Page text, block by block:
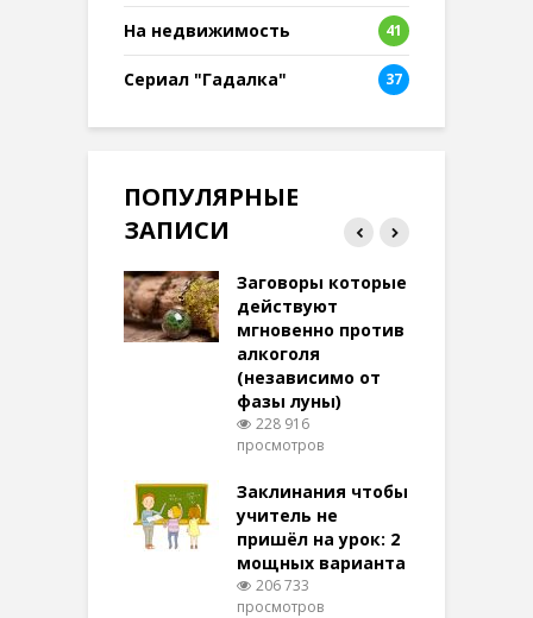
8
На недвижимость 41
Сериал "Гадалка" 37
ПОПУЛЯРНЫЕ
ЗАПИСИ
Заговоры которые
действуют
мгновенно против
алкоголя
(независимо от
фазы луны)
228 916
просмотров
Заклинания чтобы
учитель не
пришёл на урок: 2
мощных варианта
206 733
просмотров